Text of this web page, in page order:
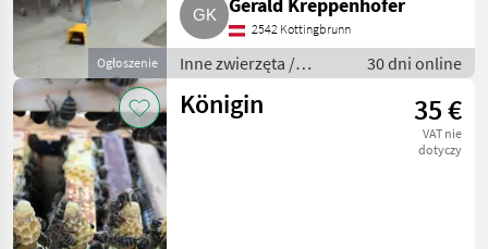
Ogłoszenie
2542 Kottingbrunn
Inne zwierzęta /
Pszczoły i
pszczelarstwo
30 dni online
Königin 35 €
VAT nie
dotyczy